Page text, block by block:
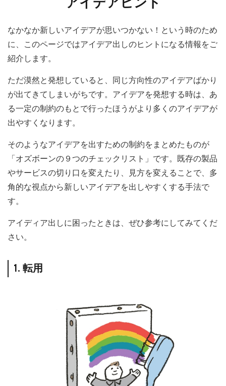
アイデアヒント
なかなか新しいアイデアが思いつかない！という時のため
に、このページではアイデア出しのヒントになる情報をご
紹介します。
ただ漠然と発想していると、同じ方向性のアイデアばかり
が出てきてしまいがちです。アイデアを発想する時は、あ
る一定の制約のもとで行ったほうがより多くのアイデアが
出やすくなります。
そのようなアイデアを出すための制約をまとめたものが
「オズボーンの９つのチェックリスト」です。既存の製品
やサービスの切り口を変えたり、見方を変えることで、多
角的な視点から新しいアイデアを出しやすくする手法で
す。
アイディア出しに困ったときは、ぜひ参考にしてみてくだ
さい。
1. 転用